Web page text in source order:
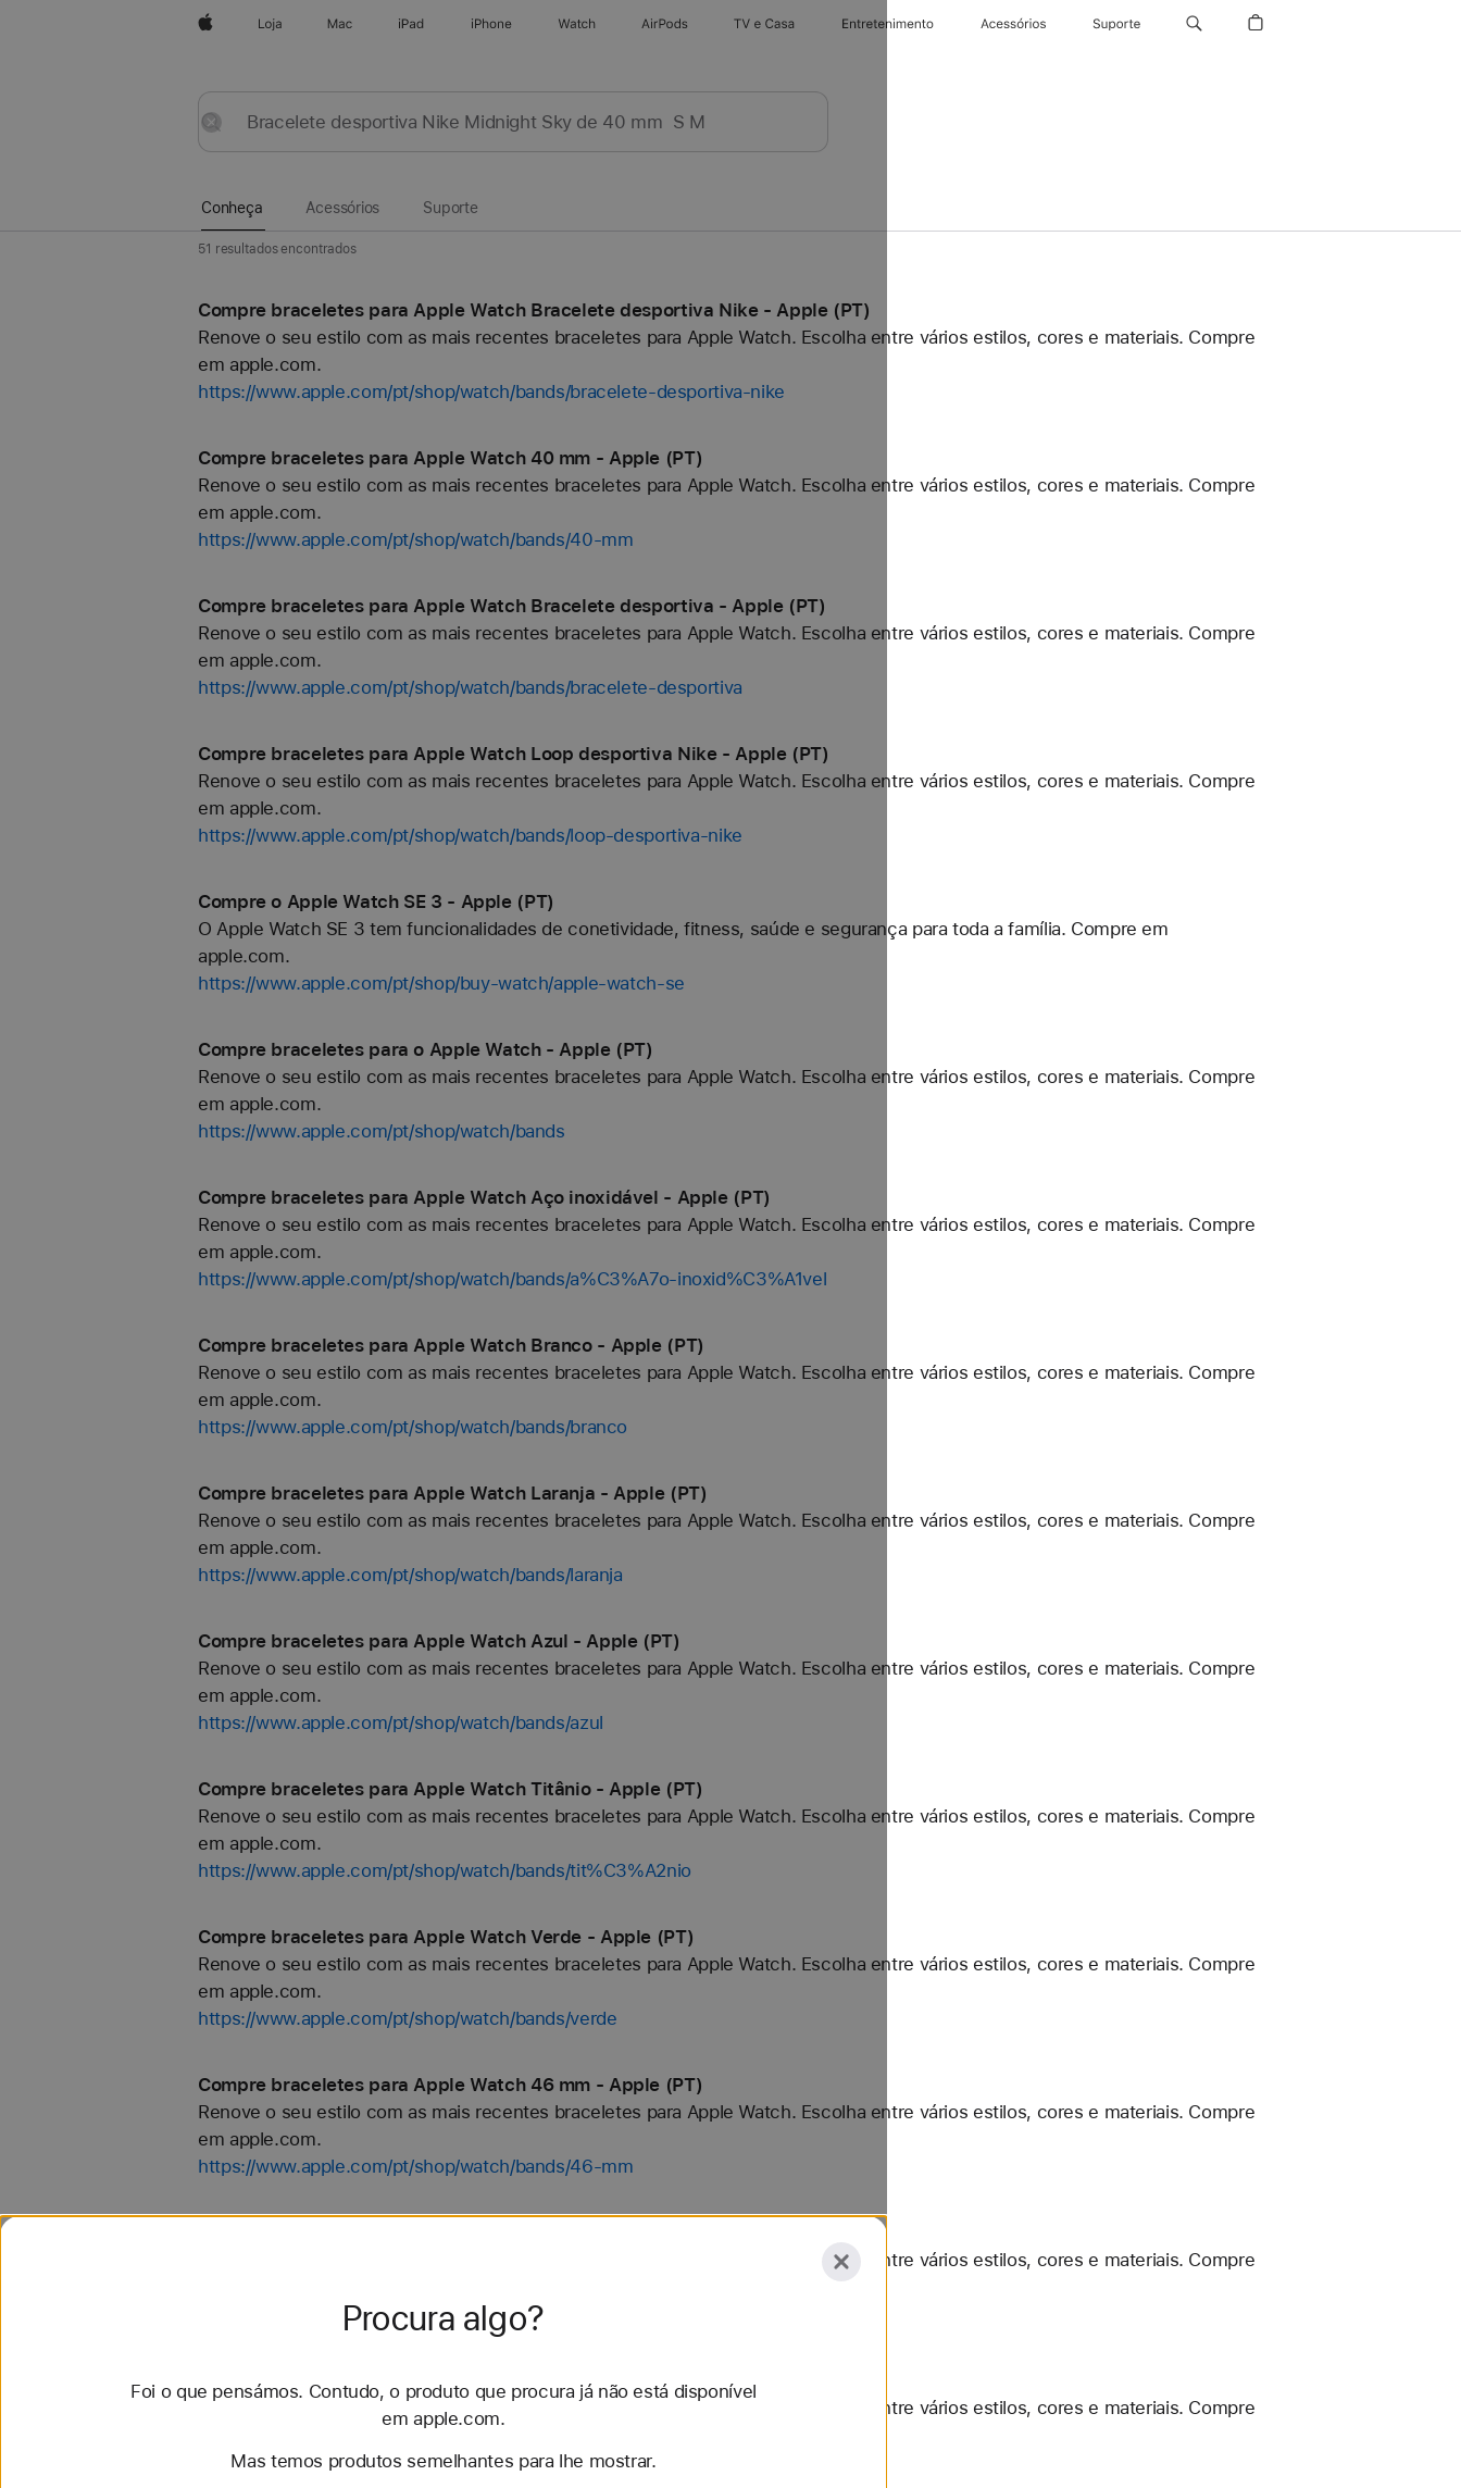
AppleLoja Mac iPad iPhone Watch AirPods TV e Casa Entretenimento Acessórios Suporte
Submeter
Repor
Conheça Acessórios Suporte
51 resultados encontrados
Compre braceletes para Apple Watch Bracelete desportiva Nike - Apple (PT)
Renove o seu estilo com as mais recentes braceletes para Apple Watch. Escolha entre vários estilos, cores e materiais. Compre
em apple.com.
https://www.apple.com/pt/shop/watch/bands/bracelete-desportiva-nike
Compre braceletes para Apple Watch 40 mm - Apple (PT)
Renove o seu estilo com as mais recentes braceletes para Apple Watch. Escolha entre vários estilos, cores e materiais. Compre
em apple.com.
https://www.apple.com/pt/shop/watch/bands/40-mm
Compre braceletes para Apple Watch Bracelete desportiva - Apple (PT)
Renove o seu estilo com as mais recentes braceletes para Apple Watch. Escolha entre vários estilos, cores e materiais. Compre
em apple.com.
https://www.apple.com/pt/shop/watch/bands/bracelete-desportiva
Compre braceletes para Apple Watch Loop desportiva Nike - Apple (PT)
Renove o seu estilo com as mais recentes braceletes para Apple Watch. Escolha entre vários estilos, cores e materiais. Compre
em apple.com.
https://www.apple.com/pt/shop/watch/bands/loop-desportiva-nike
Compre o Apple Watch SE 3 - Apple (PT)
O Apple Watch SE 3 tem funcionalidades de conetividade, fitness, saúde e segurança para toda a família. Compre em
apple.com.
https://www.apple.com/pt/shop/buy-watch/apple-watch-se
Compre braceletes para o Apple Watch - Apple (PT)
Renove o seu estilo com as mais recentes braceletes para Apple Watch. Escolha entre vários estilos, cores e materiais. Compre
em apple.com.
https://www.apple.com/pt/shop/watch/bands
Compre braceletes para Apple Watch Aço inoxidável - Apple (PT)
Renove o seu estilo com as mais recentes braceletes para Apple Watch. Escolha entre vários estilos, cores e materiais. Compre
em apple.com.
https://www.apple.com/pt/shop/watch/bands/a%C3%A7o-inoxid%C3%A1vel
Compre braceletes para Apple Watch Branco - Apple (PT)
Renove o seu estilo com as mais recentes braceletes para Apple Watch. Escolha entre vários estilos, cores e materiais. Compre
em apple.com.
https://www.apple.com/pt/shop/watch/bands/branco
Compre braceletes para Apple Watch Laranja - Apple (PT)
Renove o seu estilo com as mais recentes braceletes para Apple Watch. Escolha entre vários estilos, cores e materiais. Compre
em apple.com.
https://www.apple.com/pt/shop/watch/bands/laranja
Compre braceletes para Apple Watch Azul - Apple (PT)
Renove o seu estilo com as mais recentes braceletes para Apple Watch. Escolha entre vários estilos, cores e materiais. Compre
em apple.com.
https://www.apple.com/pt/shop/watch/bands/azul
Compre braceletes para Apple Watch Titânio - Apple (PT)
Renove o seu estilo com as mais recentes braceletes para Apple Watch. Escolha entre vários estilos, cores e materiais. Compre
em apple.com.
https://www.apple.com/pt/shop/watch/bands/tit%C3%A2nio
Compre braceletes para Apple Watch Verde - Apple (PT)
Renove o seu estilo com as mais recentes braceletes para Apple Watch. Escolha entre vários estilos, cores e materiais. Compre
em apple.com.
https://www.apple.com/pt/shop/watch/bands/verde
Compre braceletes para Apple Watch 46 mm - Apple (PT)
Renove o seu estilo com as mais recentes braceletes para Apple Watch. Escolha entre vários estilos, cores e materiais. Compre
em apple.com.
https://www.apple.com/pt/shop/watch/bands/46-mm
Renove o seu estilo com as mais recentes braceletes para Apple Watch. Escolha entre vários estilos, cores e materiais. Compre
https://www.apple.com/pt/shop/watch/bands/amarelo
Compre braceletes para Apple Watch Apple Watch Ultra 3 - Apple (PT)
Renove o seu estilo com as mais recentes braceletes para Apple Watch. Escolha entre vários estilos, cores e materiais. Compre
https://www.apple.com/pt/shop/watch/bands/apple-watch-ultra
Procura algo?
Foi o que pensámos. Contudo, o produto que procura já não está disponível
em apple.com.
Mas temos produtos semelhantes para lhe mostrar.